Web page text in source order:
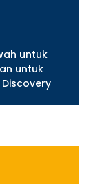
untuk
untuk